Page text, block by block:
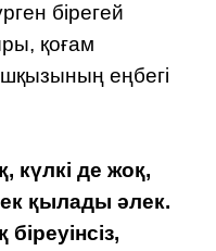
бірегей
қоғам
еңбегі
күлкі де жоқ,
қылады әлек.
біреуінсіз,